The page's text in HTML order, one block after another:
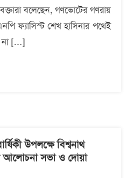
গণমিছিল
ও
বলেছেন, গণভোটের গণরায়
ফ্যাসিস্ট শেখ হাসিনার পথেই
না […]
উপলক্ষে বিশ্বনাথ
আলোচনা সভা ও দোয়া